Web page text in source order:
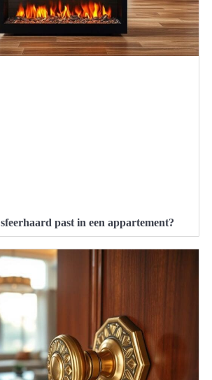
past in een appartement?